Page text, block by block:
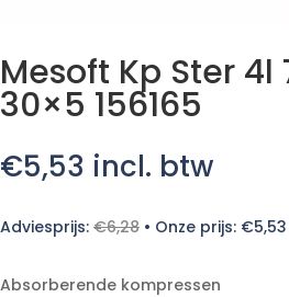
Mesoft Kp Ster 4l
30×5 156165
€5,53 incl. btw
Adviesprijs: €6,28 • Onze prijs: €5,53
Absorberende kompressen